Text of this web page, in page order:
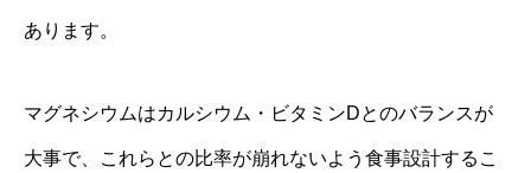
あります。
マグネシウムはカルシウム・ビタミンDとのバランスが
大事で、これらとの比率が崩れないよう食事設計するこ